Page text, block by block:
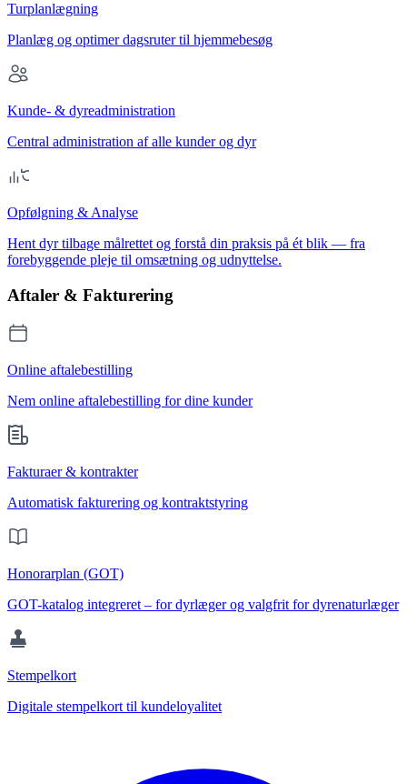
Turplanlægning
Planlæg og optimer dagsruter til hjemmebesøg
Kunde- & dyreadministration
Central administration af alle kunder og dyr
Opfølgning & Analyse
Hent dyr tilbage målrettet og forstå din praksis på ét blik — fra
forebyggende pleje til omsætning og udnyttelse.
Aftaler & Fakturering
Online aftalebestilling
Nem online aftalebestilling for dine kunder
Fakturaer & kontrakter
Automatisk fakturering og kontraktstyring
Honorarplan (GOT)
GOT-katalog integreret – for dyrlæger og valgfrit for dyrenaturlæger
Stempelkort
Digitale stempelkort til kundeloyalitet